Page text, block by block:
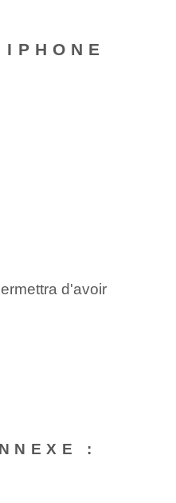
d'avoir
: